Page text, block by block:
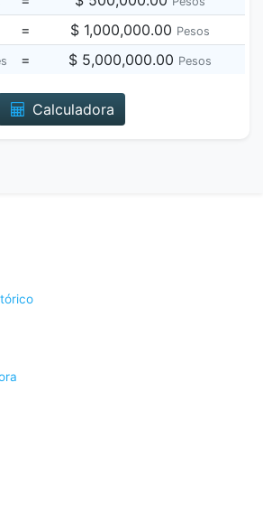
= $ 1,000,000.00 Pesos
= $ 5,000,000.00 Pesos
Calculadora